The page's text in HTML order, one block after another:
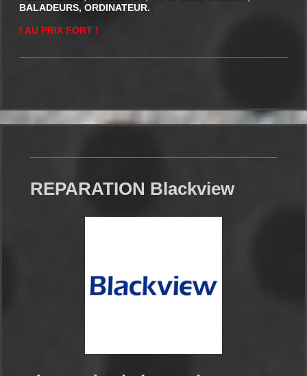
BALADEURS, ORDINATEUR.
! AU PRIX FORT !
REPARATION Blackview